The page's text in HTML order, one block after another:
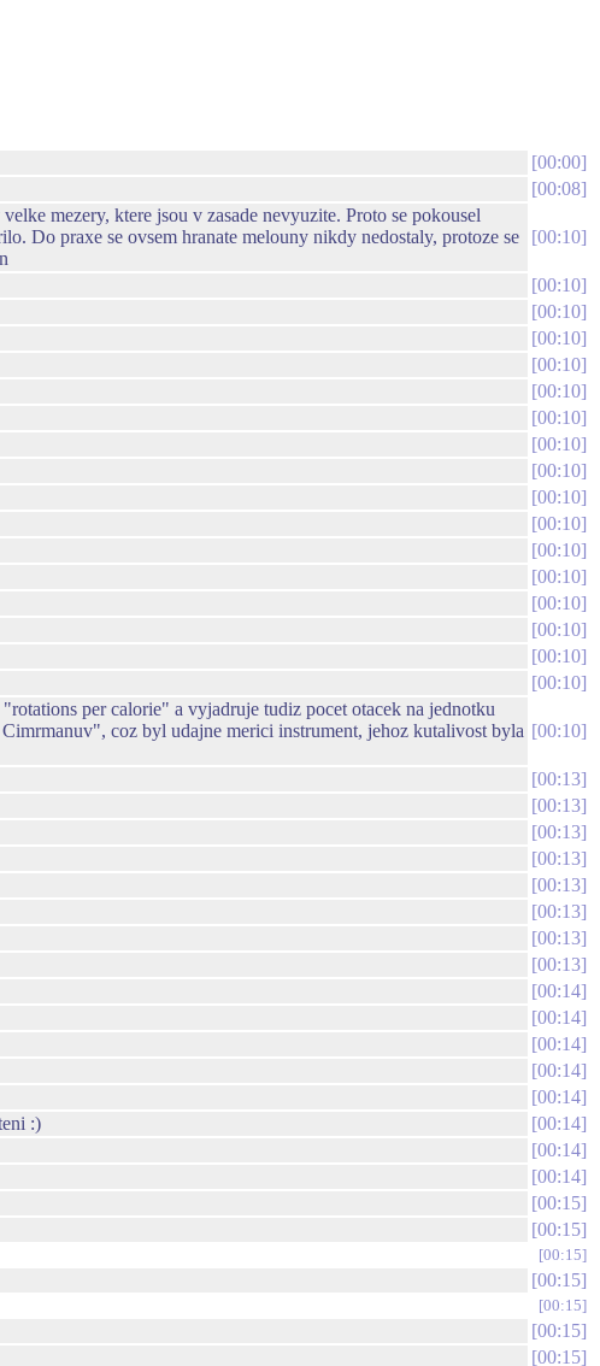
00:00
00:08
mezery, ktere jsou v zasade nevyuzite. Proto se pokousel
Do praxe se ovsem hranate melouny nikdy nedostaly, protoze se
00:10
00:10
00:10
00:10
00:10
00:10
00:10
00:10
00:10
00:10
00:10
00:10
00:10
00:10
00:10
00:10
00:10
per calorie" a vyjadruje tudiz pocet otacek na jednotku
coz byl udajne merici instrument, jehoz kutalivost byla
00:10
00:13
00:13
00:13
00:13
00:13
00:13
00:13
00:13
00:14
00:14
00:14
00:14
00:14
:)
00:14
00:14
00:14
00:15
00:15
00:15
00:15
00:15
00:15
00:15